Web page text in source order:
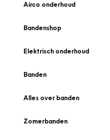
Airco onderhoud
Bandenshop
Elektrisch onderhoud
Banden
Alles over banden
Zomerbanden